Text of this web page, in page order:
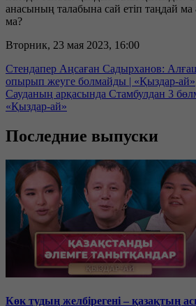
анасының талабына сай етіп таңдай ма
ма?
Вторник, 23 мая 2023, 16:00
Стендапер Аңсаған Садырханов:
опырып жеуге болмайды | «Қыздар-ай»
Сауданың арқасында Стамбулдан 3
«Қыздар-ай»
Последние выпуски
Көк тудың желбірегені – қазақтың